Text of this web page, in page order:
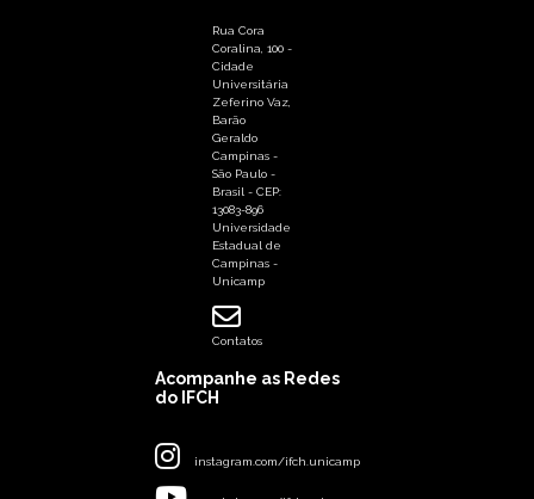
Rua Cora
Coralina, 100 -
Cidade
Universitária
Zeferino Vaz,
Barão
Geraldo
Campinas -
São Paulo -
Brasil - CEP:
13083-896
Universidade
Estadual de
Campinas -
Unicamp
Contatos
Acompanhe as Redes
do IFCH
instagram.com/ifch.unicamp